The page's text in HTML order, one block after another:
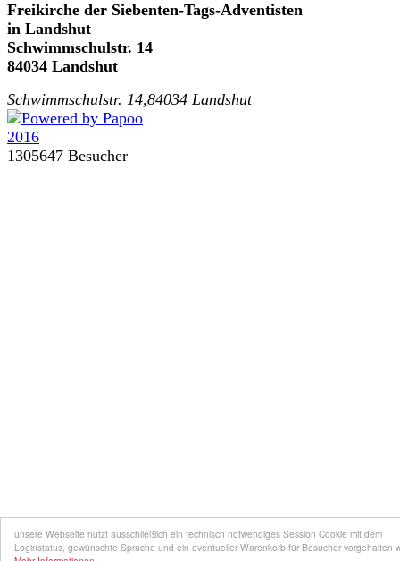
unsere Webseite nutzt ausschließlich ein technisch notwendiges Session Cookie mit dem
Loginstatus, gewünschte Sprache und ein eventueller Warenkorb für Besucher vorgehalten
Freikirche der Siebenten-Tags-Adventisten
in Landshut
Schwimmschulstr. 14
84034 Landshut
Schwimmschulstr. 14,84034 Landshut
1305647 Besucher